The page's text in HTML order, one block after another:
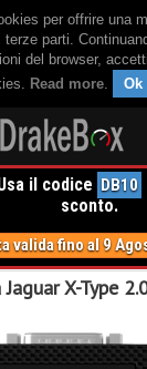
per offrire una
parti.
del browser,
Read more. Ok
il codice DB10
sconto.
valida fino al 9
X-Type